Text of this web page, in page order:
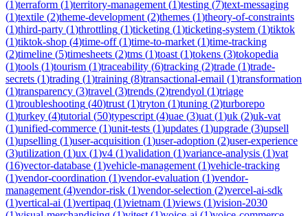
(1)terraform (1)territory-management (1)testing (7)text-messaging
(1)textile (2)theme-development (2)themes (1)theory-of-constraints
(1)third-party (1)throttling (1)ticketing (1)ticketing-system (1)tiktok
(1)tiktok-shop (4)time-off(1)time-to-market (1)time-tracking
(2)timeline (5)timesheets (2)tms (1)toast (1)tokens (3)tokopedia
(1)tools (1)tourism (1)traceability (6)tracking (2)trade (1)trade-
secrets (1)trading (1)training (8)transactional-email (1)transformation
(1)transparency (3)travel (3)trends (2)trendyol (1)triage
(1)troubleshooting (40)trust (1)tryton (1)tuning (2)turborepo
(1)turkey (4)tutorial (50)typescript (4)uae (3)uat (1)uk (2)uk-vat
(1)unified-commerce (1)unit-tests (1)updates (1)upgrade (3)upsell
(1)upselling (1)user-acquisition (1)user-adoption (2)user-experience
(3)utilization (1)ux (1)v4 (1)validation (1)variance-analysis (1)vat
(16)vector-database (1)vehicle-management (1)vehicle-tracking
(1)vendor-coordination (1)vendor-evaluation (1)vendor-
management (4)vendor-risk (1)vendor-selection (2)vercel-ai-sdk
(1)vertical-ai (1)vertipaq (1)vietnam (1)views (1)vision-2030